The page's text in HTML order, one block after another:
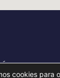
cookies para